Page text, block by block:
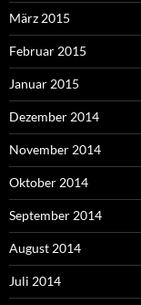
März 2015
Februar 2015
Januar 2015
Dezember 2014
November 2014
Oktober 2014
September 2014
August 2014
Juli 2014